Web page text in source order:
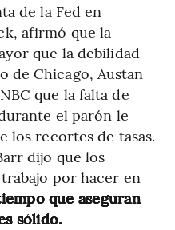
de la Fed en
afirmó que la
que la debilidad
de Chicago, Austan
que la falta de
el parón le
los recortes de tasas.
dijo que los
por hacer en
que aseguran
sólido.